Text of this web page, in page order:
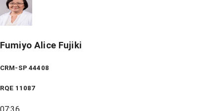
Fumiyo Alice Fujiki
CRM-SP 44408
RQE 11087